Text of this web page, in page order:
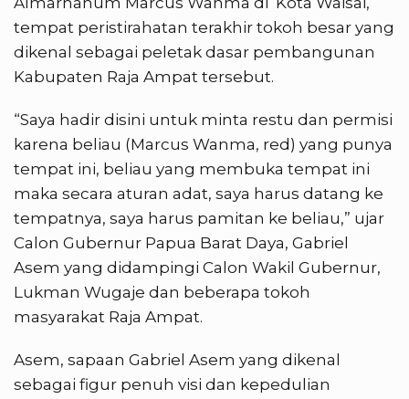
tempat peristirahatan terakhir tokoh besar yang
dikenal sebagai peletak dasar pembangunan
Kabupaten Raja Ampat tersebut.
“Saya hadir disini untuk minta restu dan permisi
karena beliau (Marcus Wanma, red) yang punya
tempat ini, beliau yang membuka tempat ini
maka secara aturan adat, saya harus datang ke
tempatnya, saya harus pamitan ke beliau,” ujar
Calon Gubernur Papua Barat Daya, Gabriel
Asem yang didampingi Calon Wakil Gubernur,
Lukman Wugaje dan beberapa tokoh
masyarakat Raja Ampat.
Asem, sapaan Gabriel Asem yang dikenal
sebagai figur penuh visi dan kepedulian